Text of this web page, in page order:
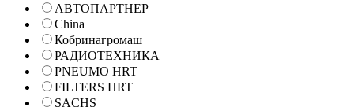
АВТОПАРТНЕР
China
Кобринагромаш
РАДИОТЕХНИКА
PNEUMO HRT
FILTERS HRT
SACHS